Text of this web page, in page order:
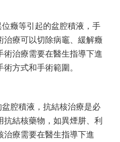
癥等引起的盆腔積液，手
療可以切除病竈、緩解癥
治療需要在醫生指導下進
方式和手術範圍。
腔積液，抗結核治療是必
結核藥物，如異煙肼、利
療需要在醫生指導下進